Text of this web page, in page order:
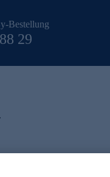
Bestellung
29